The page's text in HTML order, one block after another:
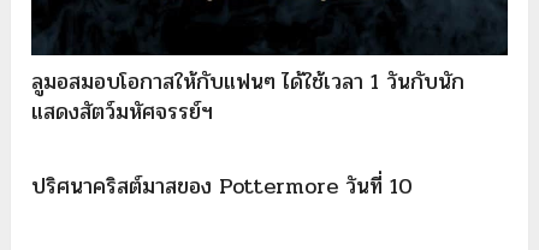
ลูมอสมอบโอกาสให้กับแฟนๆ ได้ใช้เวลา 1 วันกับนัก
แสดงสัตว์มหัศจรรย์ฯ
ปริศนาคริสต์มาสของ Pottermore วันที่ 10